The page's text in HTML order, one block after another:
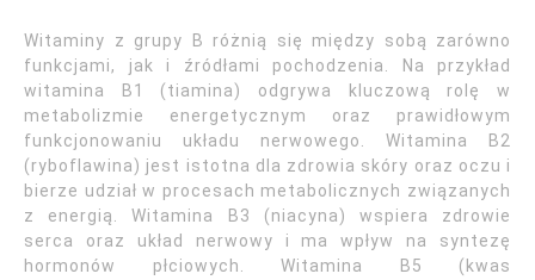
Witaminy z grupy B różnią się między sobą zarówno
funkcjami, jak i źródłami pochodzenia. Na przykład
witamina B1 (tiamina) odgrywa kluczową rolę w
metabolizmie energetycznym oraz prawidłowym
funkcjonowaniu układu nerwowego. Witamina B2
(ryboflawina) jest istotna dla zdrowia skóry oraz oczu i
bierze udział w procesach metabolicznych związanych
z energią. Witamina B3 (niacyna) wspiera zdrowie
serca oraz układ nerwowy i ma wpływ na syntezę
hormonów płciowych. Witamina B5 (kwas